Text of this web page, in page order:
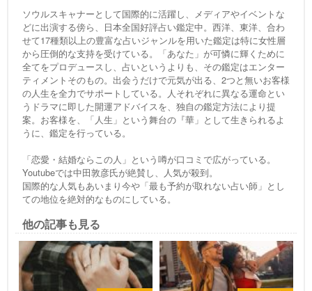
ソウルスキャナーとして国際的に活躍し、メディアやイベントな
どに出演する傍ら、日本全国好評占い鑑定中。西洋、東洋、合わ
せて17種類以上の豊富な占いジャンルを用いた鑑定は特に女性層
から圧倒的な支持を受けている。「あなた」が可憐に輝くために
全てをプロデュースし、占いというよりも、その鑑定はエンター
ティメントそのもの。出会うだけで元気が出る、2つと無いお客様
の人生を全力でサポートしている。人それぞれに異なる運命とい
うドラマに即した開運アドバイスを、独自の鑑定方法により提
案。お客様を、「人生」という舞台の『華」として生きられるよ
うに、鑑定を行っている。
「恋愛・結婚ならこの人」という噂が口コミで広がっている。
Youtubeでは中田敦彦氏が絶賛し、人気が殺到。
国際的な人気もあいまり今や「最も予約が取れない占い師」とし
ての地位を絶対的なものにしている。
他の記事も見る